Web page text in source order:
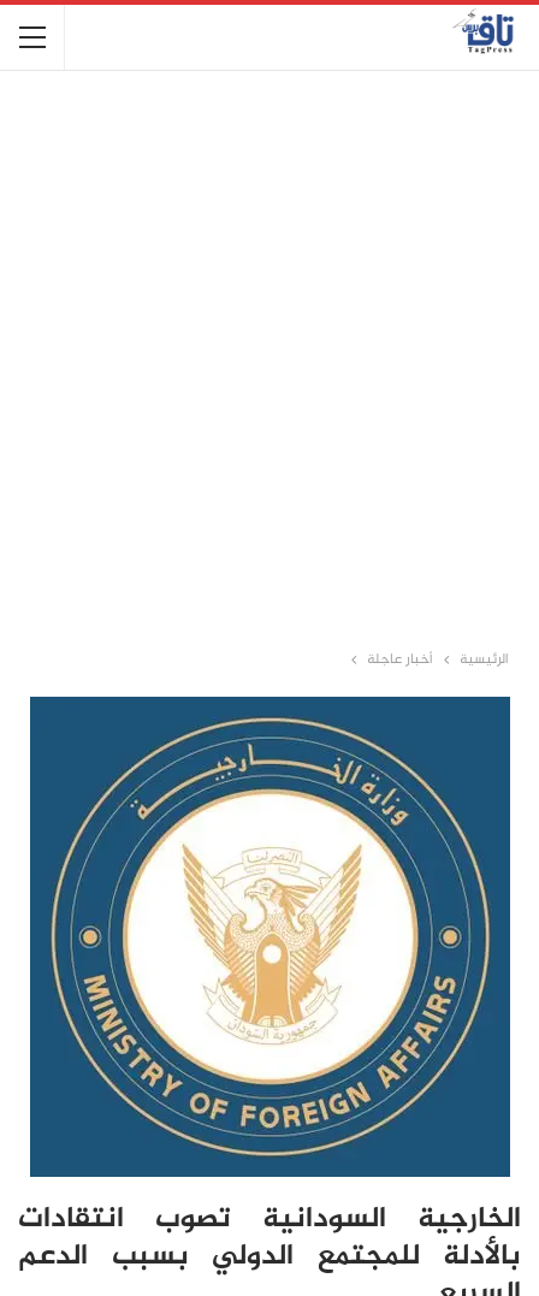
الرئيسية أخبار عاجلة
الخارجية السودانية تصوب انتقادات
بالأدلة للمجتمع الدولي بسبب الدعم